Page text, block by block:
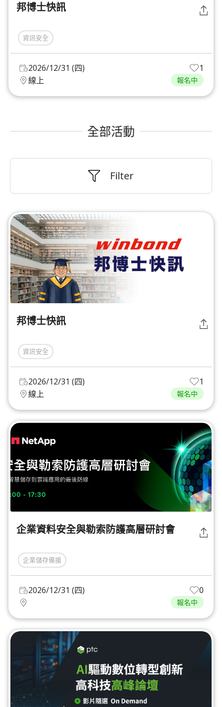
邦博士快訊
資訊安全
2026/12/31 (四)
1
線上
報名中
全部活動
Filter
邦博士快訊
資訊安全
2026/12/31 (四)
1
線上
報名中
企業資料安全與勒索防護高層研討會
企業儲存備援
2026/12/31 (四) 0
報名中